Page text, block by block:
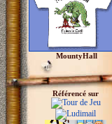
MountyHall
Référencé sur